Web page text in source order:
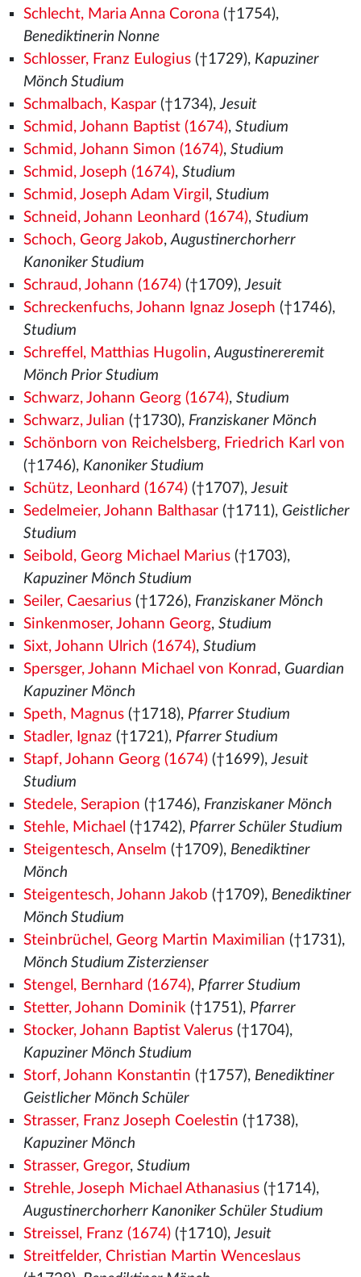
Schlecht, Maria Anna Corona(†1754),
Benediktinerin Nonne
Schlosser, Franz Eulogius(†1729), Kapuziner
Mönch Studium
Schmalbach, Kaspar(†1734),Jesuit
Schmid, Johann Baptist (1674), Studium
Schmid, Johann Simon (1674), Studium
Schmid, Joseph (1674), Studium
Schmid, Joseph Adam Virgil , Studium
Schneid, Johann Leonhard (1674), Studium
Schoch, Georg Jakob,Augustinerchorherr
Kanoniker Studium
Schraud, Johann (1674)(†1709),Jesuit
Schreckenfuchs, Johann Ignaz Joseph (†1746),
Studium
Schreffel, Matthias Hugolin,Augustinereremit
Mönch Prior Studium
Schwarz, Johann Georg (1674), Studium
Schwarz, Julian (†1730), Franziskaner Mönch
Schönborn von Reichelsberg, Friedrich Karl von
(†1746), Kanoniker Studium
Schütz, Leonhard (1674)(†1707),Jesuit
Sedelmeier, Johann Balthasar(†1711), Geistlicher
Studium
Seibold, Georg Michael Marius(†1703),
Kapuziner Mönch Studium
Seiler, Caesarius(†1726), Franziskaner Mönch
Sinkenmoser, Johann Georg, Studium
Sixt, Johann Ulrich (1674), Studium
Spersger, Johann Michael von Konrad , Guardian
Kapuziner Mönch
Speth, Magnus(†1718), Pfarrer Studium
Stadler, Ignaz (†1721), Pfarrer Studium
Stapf, Johann Georg (1674)(†1699),Jesuit
Studium
Stedele, Serapion (†1746), Franziskaner Mönch
Stehle, Michael (†1742), Pfarrer Schüler Studium
Steigentesch, Anselm (†1709), Benediktiner
Mönch
Steigentesch, Johann Jakob (†1709), Benediktiner
Mönch Studium
Steinbrüchel, Georg Martin Maximilian (†1731),
Mönch Studium Zisterzienser
Stengel, Bernhard (1674), Pfarrer Studium
Stetter, Johann Dominik(†1751), Pfarrer
Stocker, Johann Baptist Valerus(†1704),
Kapuziner Mönch Studium
Storf, Johann Konstantin (†1757), Benediktiner
Geistlicher Mönch Schüler
Strasser, Franz Joseph Coelestin (†1738),
Kapuziner Mönch
Strasser, Gregor, Studium
Strehle, Joseph Michael Athanasius(†1714),
Augustinerchorherr Kanoniker Schüler Studium
Streissel, Franz (1674)(†1710),Jesuit
Streitfelder, Christian Martin Wenceslaus